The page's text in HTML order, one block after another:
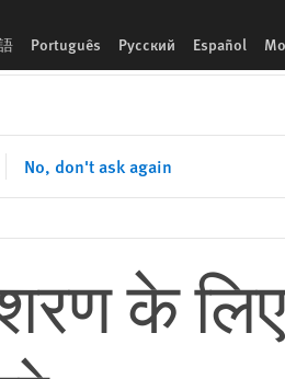
Português Русский Español
No, don't ask again
के